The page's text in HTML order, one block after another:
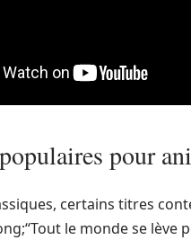
pour
certains titres
le monde se lève